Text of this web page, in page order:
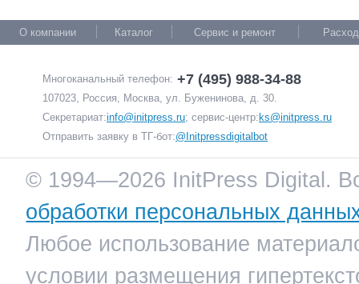
О компании Каталог Сервис и ремонт
Многоканальный телефон: +7 (495) 988-34-88
107023, Россия, Москва, ул. Буженинова, д. 30.
Секретариат:info@initpress.ru; сервис-центр: ks@initpress.ru
Отправить заявку в ТГ-бот:@Initpressdigitalbot
© 1994—2026 InitPress Digital.
обработки персональных
Любое использование
условии размещения